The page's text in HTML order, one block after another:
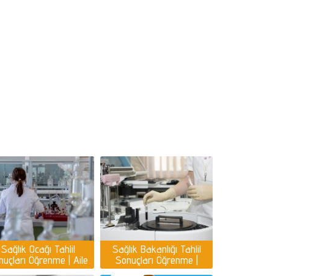
Sağlık Ocağı Tahlil
Öğrenme | Aile
tahlil sonuçları
Sağlık Bakanlığı Tahlil
Sonuçları Öğrenme |
Sağlık ocağı tahlil